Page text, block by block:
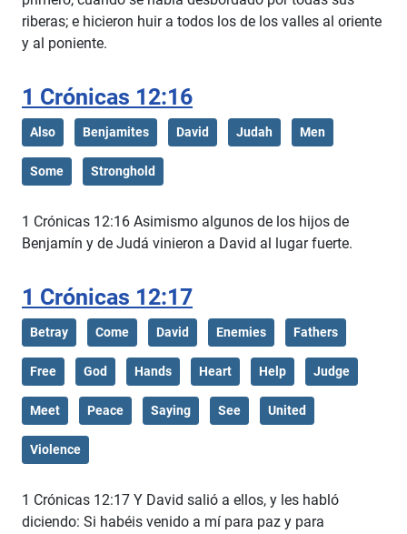
riberas; e hicieron huir a todos los de los valles al oriente
y al poniente.
1 Crónicas 12:16
Also Benjamites David Judah Men
Some Stronghold
1 Crónicas 12:16 Asimismo algunos de los hijos de
Benjamín y de Judá vinieron a David al lugar fuerte.
1 Crónicas 12:17
Betray Come David Enemies Fathers
Free God Hands Heart Help Judge
Meet Peace Saying See United
Violence
1 Crónicas 12:17 Y David salió a ellos, y les habló
diciendo: Si habéis venido a mí para paz y para